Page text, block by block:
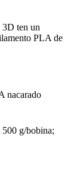
3D ten un
PLA de
nacarado
g/bobina;